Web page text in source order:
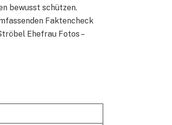
bewusst schützen.
Faktencheck
Ehefrau Fotos –